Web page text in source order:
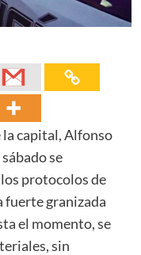
capital, Alfonso
se
protocolos de
fuerte granizada
el momento, se
sin